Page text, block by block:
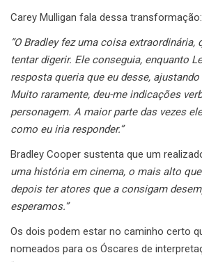
Carey Mulligan fala dessa transformação:
“O Bradley fez uma coisa extraordinária,
tentar digerir. Ele conseguia, enquanto
resposta queria que eu desse,
Muito raramente, deu-me indicações
personagem. A maior parte das vezes
como eu iria responder.”
Bradley Cooper sustenta que um
uma história em cinema, o mais alto
depois ter atores que a consigam
esperamos.”
Os dois podem estar no caminho certo
nomeados para os Óscares de